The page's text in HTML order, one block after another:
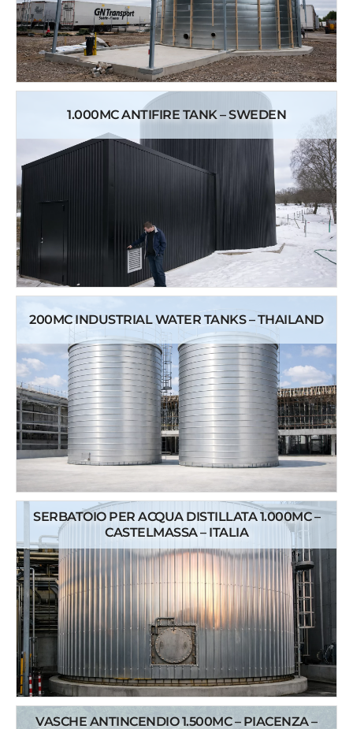
1.000MC ANTIFIRE TANK – SWEDEN
200MC INDUSTRIAL WATER TANKS – THAILAND
SERBATOIO PER ACQUA DISTILLATA 1.000MC –
CASTELMASSA – ITALIA
VASCHE ANTINCENDIO 1.500MC – PIACENZA –